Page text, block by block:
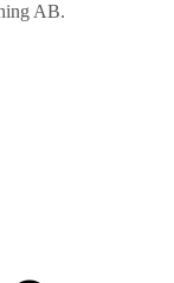
AB.